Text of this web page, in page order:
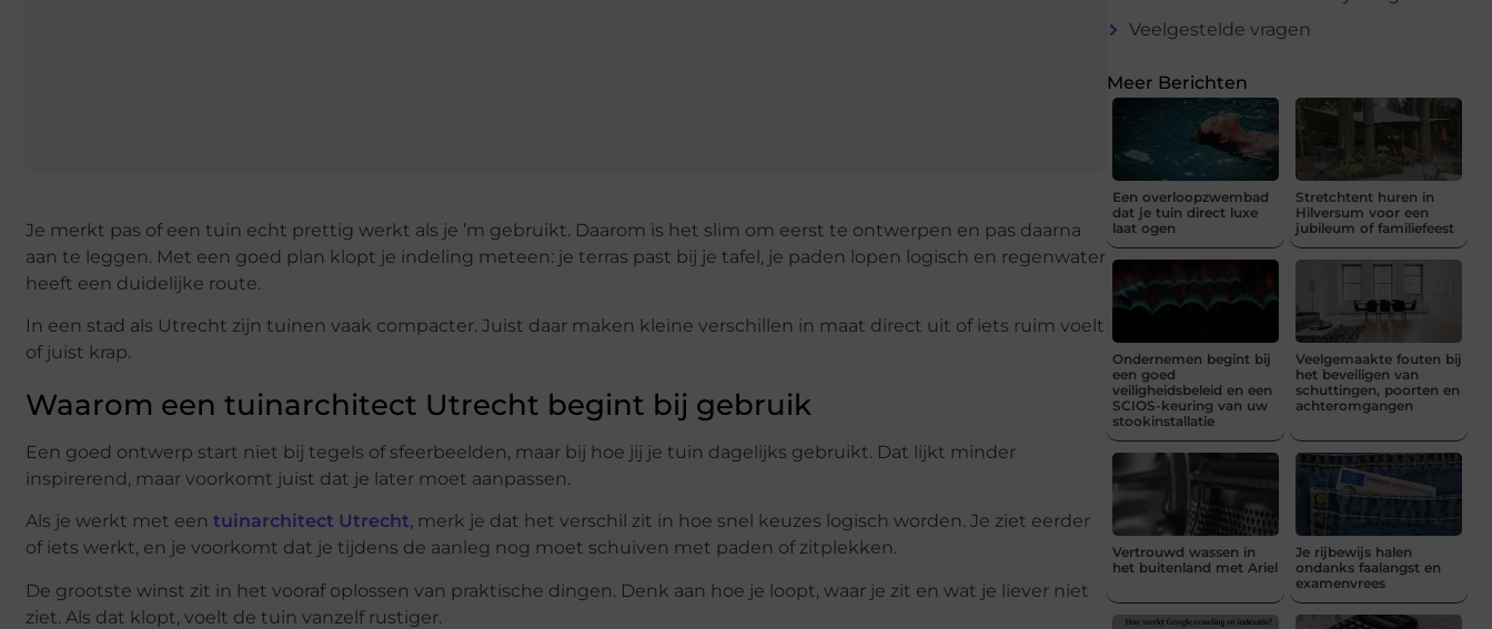
Je merkt pas of een tuin echt prettig werkt als je ’m gebruikt. Daarom is het slim om eerst te ontwerpen en pas daarna
aan te leggen. Met een goed plan klopt je indeling meteen: je terras past bij je tafel, je paden lopen logisch en regenwater
heeft een duidelijke route.
In een stad als Utrecht zijn tuinen vaak compacter. Juist daar maken kleine verschillen in maat direct uit of iets ruim voelt
of juist krap.
Waarom een tuinarchitect Utrecht begint bij gebruik
Een goed ontwerp start niet bij tegels of sfeerbeelden, maar bij hoe jij je tuin dagelijks gebruikt. Dat lijkt minder
inspirerend, maar voorkomt juist dat je later moet aanpassen.
Als je werkt met een tuinarchitect Utrecht, merk je dat het verschil zit in hoe snel keuzes logisch worden. Je ziet eerder
of iets werkt, en je voorkomt dat je tijdens de aanleg nog moet schuiven met paden of zitplekken.
De grootste winst zit in het vooraf oplossen van praktische dingen. Denk aan hoe je loopt, waar je zit en wat je liever niet
ziet. Als dat klopt, voelt de tuin vanzelf rustiger.
Veelgestelde vragen
Meer Berichten
Een overloopzwembad
dat je tuin direct luxe
laat ogen
Stretchtent huren in
Hilversum voor een
jubileum of familiefeest
Ondernemen begint bij
een goed
veiligheidsbeleid en een
SCIOS-keuring van uw
stookinstallatie
Veelgemaakte fouten bij
het beveiligen van
schuttingen, poorten en
achteromgangen
Vertrouwd wassen in
het buitenland met Ariel
Je rijbewijs halen
ondanks faalangst en
examenvrees